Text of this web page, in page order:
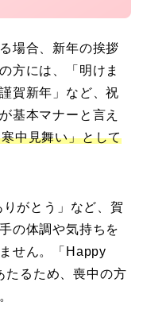
場合、新年の挨拶
方には、「明けま
賀新年」など、祝
基本マナーと言え
中見舞い」として
がとう」など、賀
の体調や気持ちを
せん。「Happy
たるため、喪中の方